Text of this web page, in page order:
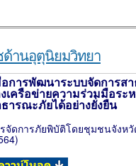
ด้านอุตุนิยมวิทยา
การพัฒนาระบบจัดการส
เครือข่ายความร่วมมือร
ารณะภัยได้อย่างยั่งยืน
รจัดการภัยพิบัติโดยชุมชนจัง